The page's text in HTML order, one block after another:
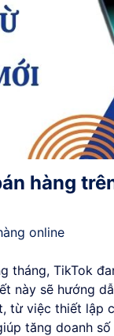
hàng
online
tháng, TikTok
này sẽ hướng
từ việc thiết lập
tăng doanh